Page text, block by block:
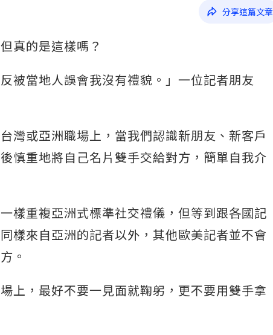
分享這篇文章
真的是這樣嗎？
被當地人誤會我沒有禮貌。」一位記者朋友
灣或亞洲職場上，當我們認識新朋友、新客戶
慎重地將自己名片雙手交給對方，簡單自我介
樣重複亞洲式標準社交禮儀，但等到跟各國記
樣來自亞洲的記者以外，其他歐美記者並不會
。
上，最好不要一見面就鞠躬，更不要用雙手拿